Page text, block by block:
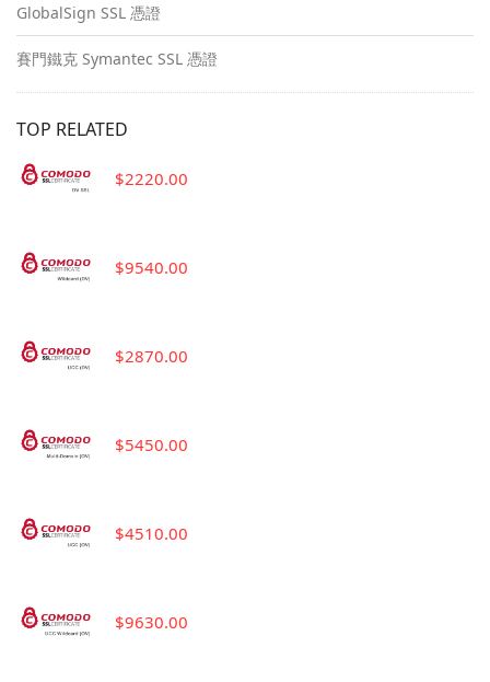
GlobalSign SSL 憑證
賽門鐵克 Symantec SSL 憑證
TOP RELATED
$2220.00
$9540.00
$2870.00
$5450.00
$4510.00
$9630.00